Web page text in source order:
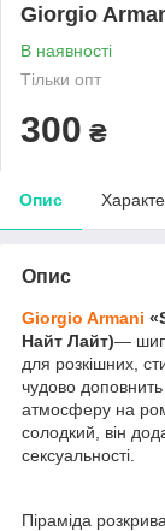
Giorgio
В наявності
Тільки опт
300 ₴
Опис
Опис
Giorgio Armani
Найт Лайт)—
для розкішних,
чудово
атмосферу на
солодкий, він
сексуальності.
Піраміда